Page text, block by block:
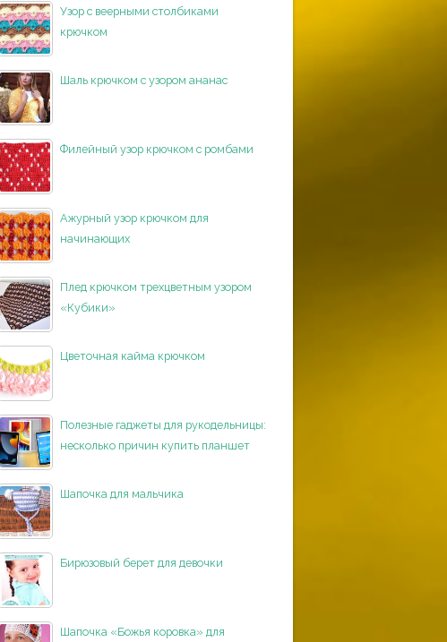
Узор с веерными столбиками
крючком
Шаль крючком с узором ананас
Филейный узор крючком с ромбами
Ажурный узор крючком для
начинающих
Плед крючком трехцветным узором
«Кубики»
Цветочная кайма крючком
Полезные гаджеты для рукодельницы:
несколько причин купить планшет
Шапочка для мальчика
Бирюзовый берет для девочки
Шапочка «Божья коровка» для